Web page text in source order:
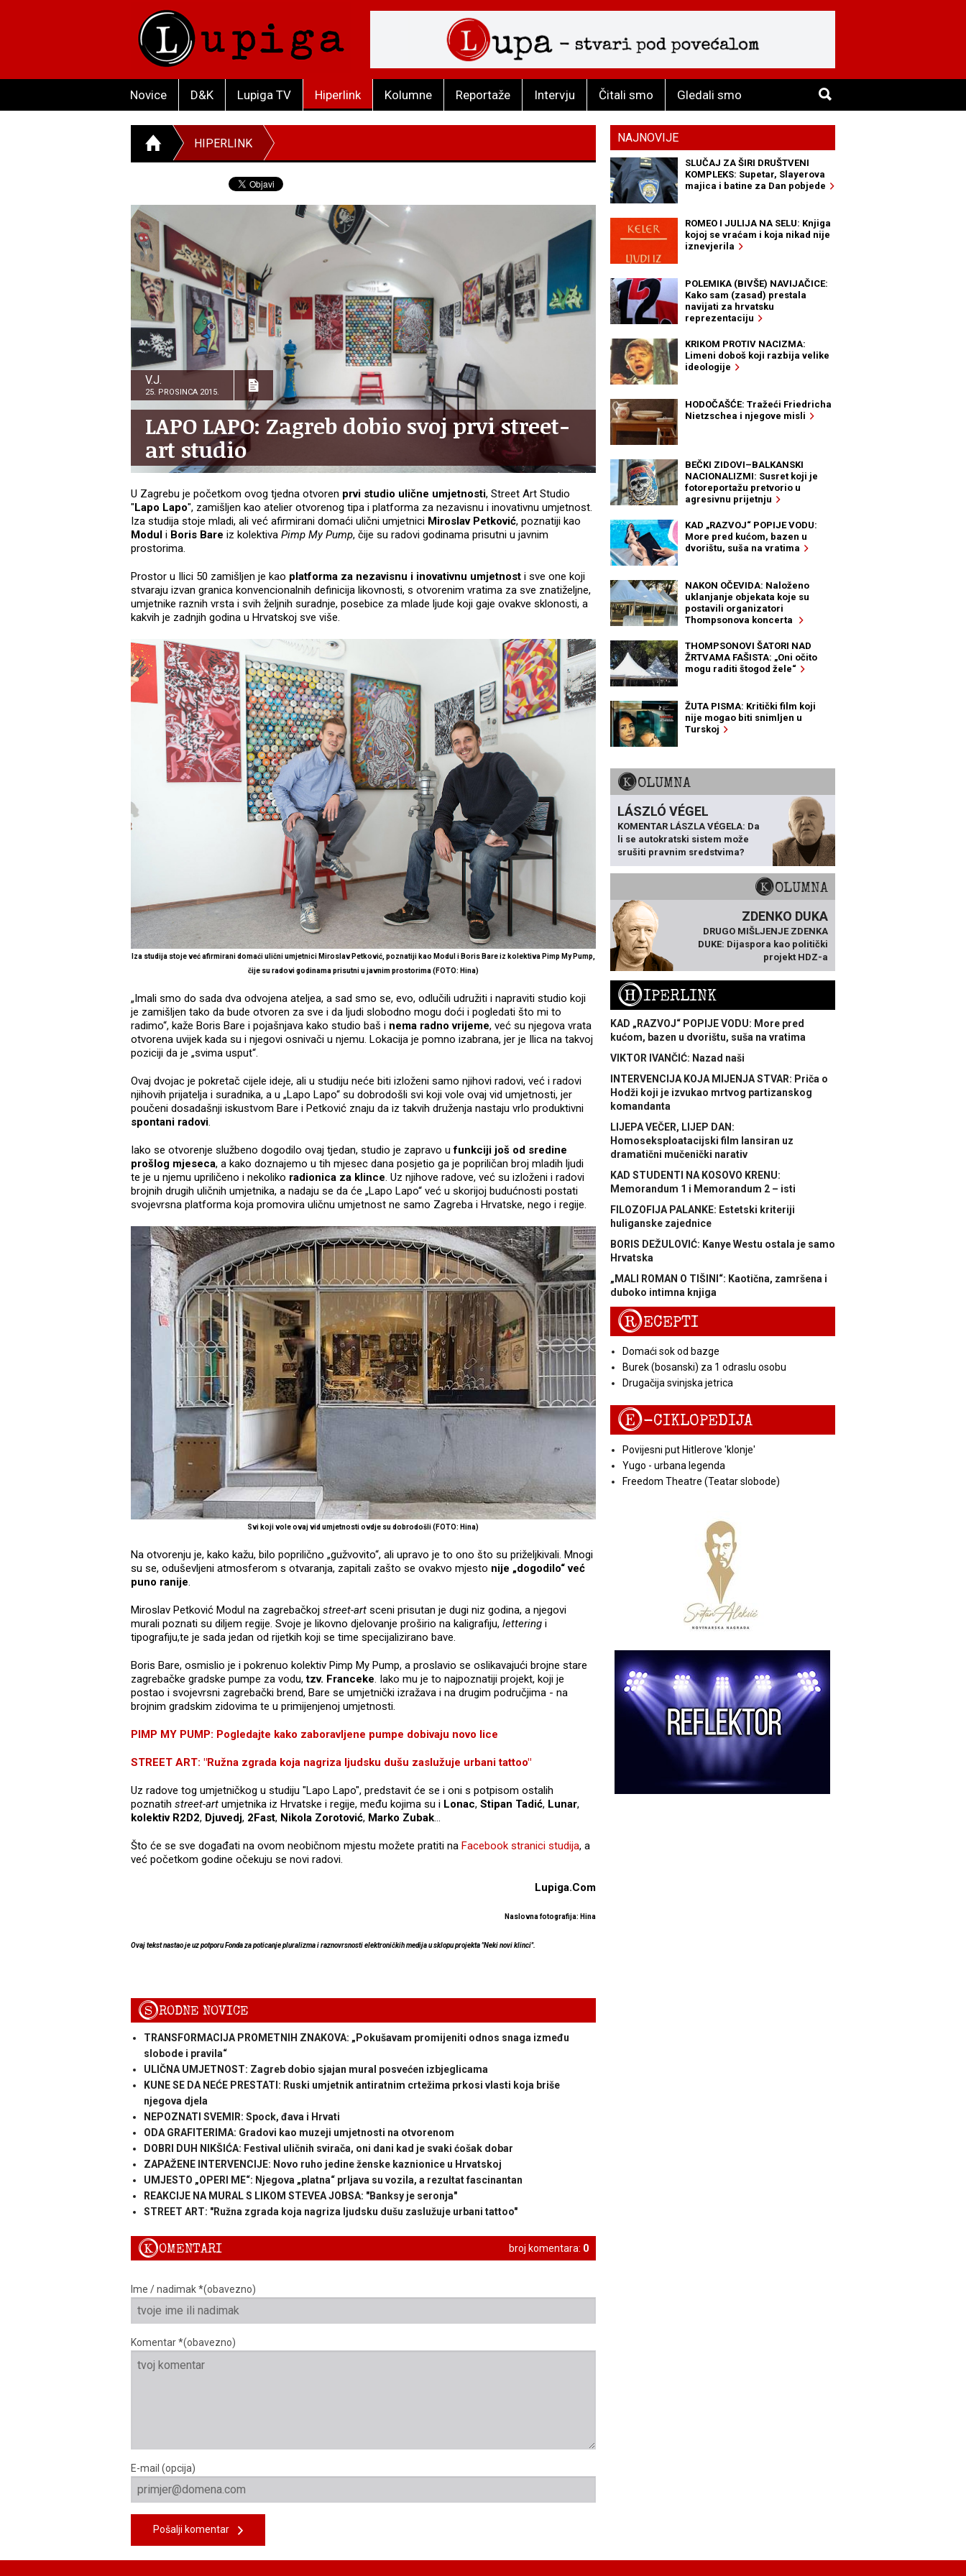
Novice D&K Lupiga TV Hiperlink Kolumne Reportaže Intervju Čitali smo Gledali smo
HIPERLINK
V.J.
25. PROSINCA 2015.
LAPO LAPO: Zagreb dobio svoj prvi street-
art studio
U Zagrebu je početkom ovog tjedna otvoren prvi studio ulične umjetnosti, Street Art Studio
"Lapo Lapo", zamišljen kao atelier otvorenog tipa i platforma za nezavisnu i inovativnu umjetnost.
Iza studija stoje mladi, ali već afirmirani domaći ulični umjetnici Miroslav Petković, poznatiji kao
Modul i Boris Bare iz kolektiva Pimp My Pump, čije su radovi godinama prisutni u javnim
prostorima.
Prostor u Ilici 50 zamišljen je kao platforma za nezavisnu i inovativnu umjetnost i sve one koji
stvaraju izvan granica konvencionalnih definicija likovnosti, s otvorenim vratima za sve znatiželjne,
umjetnike raznih vrsta i svih željnih suradnje, posebice za mlade ljude koji gaje ovakve sklonosti, a
kakvih je zadnjih godina u Hrvatskoj sve više.
Iza studija stoje već afirmirani domaći ulični umjetnici Miroslav Petković, poznatiji kao Modul i Boris Bare iz kolektiva Pimp My Pump,
čije su radovi godinama prisutni u javnim prostorima (FOTO: Hina)
„Imali smo do sada dva odvojena ateljea, a sad smo se, evo, odlučili udružiti i napraviti studio koji
je zamišljen tako da bude otvoren za sve i da ljudi slobodno mogu doći i pogledati što mi to
radimo“, kaže Boris Bare i pojašnjava kako studio baš i nema radno vrijeme, već su njegova vrata
otvorena uvijek kada su i njegovi osnivači u njemu. Lokacija je pomno izabrana, jer je Ilica na takvoj
poziciji da je „svima usput“.
Ovaj dvojac je pokretač cijele ideje, ali u studiju neće biti izloženi samo njihovi radovi, već i radovi
njihovih prijatelja i suradnika, a u „Lapo Lapo“ su dobrodošli svi koji vole ovaj vid umjetnosti, jer
poučeni dosadašnji iskustvom Bare i Petković znaju da iz takvih druženja nastaju vrlo produktivni
spontani radovi.
Iako se otvorenje službeno dogodilo ovaj tjedan, studio je zapravo ufunkciji još od sredine
prošlog mjeseca, a kako doznajemo u tih mjesec dana posjetio ga je popriličan broj mladih ljudi
te je u njemu upriličeno i nekoliko radionica za klince. Uz njihove radove, već su izloženi i radovi
brojnih drugih uličnih umjetnika, a nadaju se da će „Lapo Lapo“ već u skorijoj budućnosti postati
svojevrsna platforma koja promovira uličnu umjetnost ne samo Zagreba i Hrvatske, nego i regije.
Svi koji vole ovaj vid umjetnosti ovdje su dobrodošli (FOTO: Hina)
Na otvorenju je, kako kažu, bilo poprilično „gužvovito“, ali upravo je to ono što su priželjkivali. Mnogi
su se, oduševljeni atmosferom s otvaranja, zapitali zašto se ovakvo mjesto nije „dogodilo“ već
puno ranije.
Miroslav Petković Modul na zagrebačkoj street-art sceni prisutan je dugi niz godina, a njegovi
murali poznati su diljem regije. Svoje je likovno djelovanje proširio na kaligrafiju, lettering i
tipografiju,te je sada jedan od rijetkih koji se time specijalizirano bave.
Boris Bare, osmislio je i pokrenuo kolektiv Pimp My Pump, a proslavio se oslikavajući brojne stare
zagrebačke gradske pumpe za vodu,tzv. Franceke. Iako mu je to najpoznatiji projekt, koji je
postao i svojevrsni zagrebački brend, Bare se umjetnički izražava i na drugim područjima - na
brojnim gradskim zidovima te u primijenjenoj umjetnosti.
PIMP MY PUMP: Pogledajte kako zaboravljene pumpe dobivaju novo lice
STREET ART: "Ružna zgrada koja nagriza ljudsku dušu zaslužuje urbani tattoo"
Uz radove tog umjetničkog u studiju "Lapo Lapo", predstavit će se i oni s potpisom ostalih
poznatih street-art umjetnika iz Hrvatske i regije, među kojima su i Lonac, Stipan Tadić, Lunar,
kolektiv R2D2, Djuvedj, 2Fast, Nikola Zorotović, Marko Zubak...
Što će se sve događati na ovom neobičnom mjestu možete pratiti na Facebook stranici studija, a
već početkom godine očekuju se novi radovi.
Lupiga.Com
Naslovna fotografija: Hina
Ovaj tekst nastao je uz potporu Fonda za poticanje pluralizma i raznovrsnosti elektroničkih medija u sklopu projekta "Neki novi klinci".
SRODNE NOVICE
TRANSFORMACIJA PROMETNIH ZNAKOVA: „Pokušavam promijeniti odnos snaga između
slobode i pravila“
ULIČNA UMJETNOST: Zagreb dobio sjajan mural posvećen izbjeglicama
KUNE SE DA NEĆE PRESTATI: Ruski umjetnik antiratnim crtežima prkosi vlasti koja briše
njegova djela
NEPOZNATI SVEMIR: Spock, đava i Hrvati
ODA GRAFITERIMA: Gradovi kao muzeji umjetnosti na otvorenom
DOBRI DUH NIKŠIĆA: Festival uličnih svirača, oni dani kad je svaki ćošak dobar
ZAPAŽENE INTERVENCIJE: Novo ruho jedine ženske kaznionice u Hrvatskoj
UMJESTO „OPERI ME“: Njegova „platna“ prljava su vozila, a rezultat fascinantan
REAKCIJE NA MURAL S LIKOM STEVEA JOBSA: "Banksy je seronja"
STREET ART: "Ružna zgrada koja nagriza ljudsku dušu zaslužuje urbani tattoo"
broj komentara: 0
KOMENTARI
Ime / nadimak *(obavezno)
Komentar *(obavezno)
E-mail (opcija)
Pošalji komentar
NAJNOVIJE
SLUČAJ ZA ŠIRI DRUŠTVENI
KOMPLEKS: Supetar, Slayerova
majica i batine za Dan pobjede
ROMEO I JULIJA NA SELU: Knjiga
kojoj se vraćam i koja nikad nije
iznevjerila
POLEMIKA (BIVŠE) NAVIJAČICE:
Kako sam (zasad) prestala
navijati za hrvatsku
reprezentaciju
KRIKOM PROTIV NACIZMA:
Limeni doboš koji razbija velike
ideologije
HODOČAŠĆE: Tražeći Friedricha
Nietzschea i njegove misli
BEČKI ZIDOVI–BALKANSKI
NACIONALIZMI: Susret koji je
fotoreportažu pretvorio u
agresivnu prijetnju
KAD „RAZVOJ“ POPIJE VODU:
More pred kućom, bazen u
dvorištu, suša na vratima
NAKON OČEVIDA: Naloženo
uklanjanje objekata koje su
postavili organizatori
Thompsonova koncerta
THOMPSONOVI ŠATORI NAD
ŽRTVAMA FAŠISTA: „Oni očito
mogu raditi štogod žele“
ŽUTA PISMA: Kritički film koji
nije mogao biti snimljen u
Turskoj
KOLUMNA
LÁSZLÓ VÉGEL
KOMENTAR LÁSZLA VÉGELA: Da
li se autokratski sistem može
srušiti pravnim sredstvima?
KOLUMNA
ZDENKO DUKA
DRUGO MIŠLJENJE ZDENKA
DUKE: Dijaspora kao politički
projekt HDZ-a
HIPERLINK
KAD „RAZVOJ“ POPIJE VODU: More pred
kućom, bazen u dvorištu, suša na vratima
VIKTOR IVANČIĆ: Nazad naši
INTERVENCIJA KOJA MIJENJA STVAR: Priča o
Hodži koji je izvukao mrtvog partizanskog
komandanta
LIJEPA VEČER, LIJEP DAN:
Homoseksploatacijski film lansiran uz
dramatični mučenički narativ
KAD STUDENTI NA KOSOVO KRENU:
Memorandum 1 i Memorandum 2 – isti
FILOZOFIJA PALANKE: Estetski kriteriji
huliganske zajednice
BORIS DEŽULOVIĆ: Kanye Westu ostala je samo
Hrvatska
„MALI ROMAN O TIŠINI“: Kaotična, zamršena i
duboko intimna knjiga
RECEPTI
Domaći sok od bazge
Burek (bosanski) za 1 odraslu osobu
Drugačija svinjska jetrica
E-CIKLOPEDIJA
Povijesni put Hitlerove 'klonje'
Yugo - urbana legenda
Freedom Theatre (Teatar slobode)